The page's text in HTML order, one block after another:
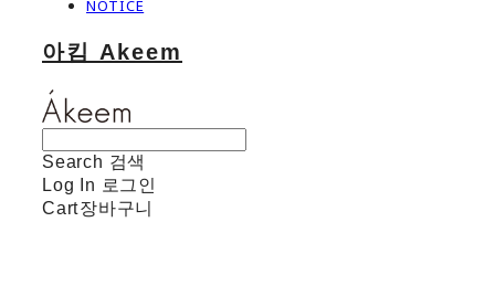
NOTICE
아킴 Akeem
Search 검색
Log In 로그인
Cart장바구니